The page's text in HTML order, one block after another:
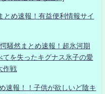
め速報！有益便利情報サイ
騒然まとめ速報！超氷河期
を失ったキグナス氷子の愛
作戦
速報！！子供が欲しいど陰キ